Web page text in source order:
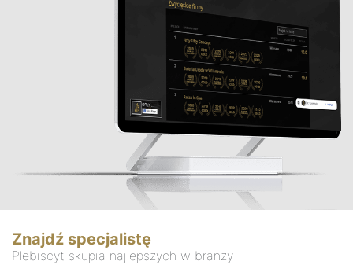
Znajdź specjalistę
Plebiscyt skupia najlepszych w branży